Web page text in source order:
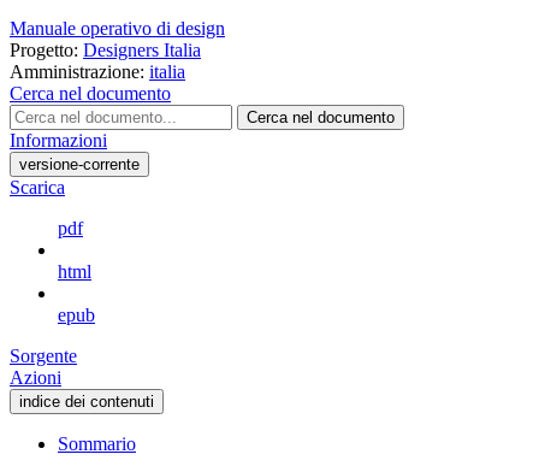
Manuale operativo di design
Progetto: Designers Italia
Amministrazione: italia
Cerca nel documento
Cerca nel documento
Informazioni
versione-corrente
Scarica
pdf
html
epub
Sorgente
Azioni
indice dei contenuti
Sommario